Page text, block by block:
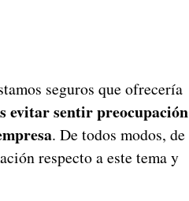
seguros que ofrecería
evitar sentir preocupación
. De todos modos, de
respecto a este tema y